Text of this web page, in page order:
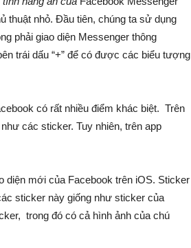
thuật nhỏ. Đầu tiên, chúng ta sử dụng
phải giao diện Messenger thông
trái dấu “+” để có được các biểu tượng
có rất nhiều điểm khác biệt. Trên
các sticker. Tuy nhiên, trên app
diện mới của Facebook trên iOS. Sticker
sticker này giống như sticker của
trong đó có cả hình ảnh của chú